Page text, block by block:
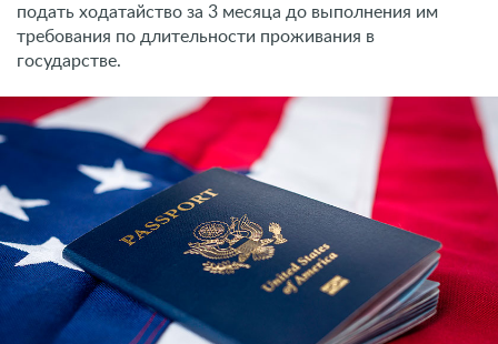
подать ходатайство за 3 месяца до выполнения им
требования по длительности проживания в
государстве.